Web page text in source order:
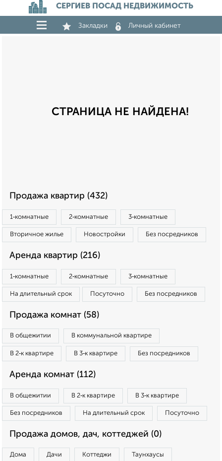
СЕРГИЕВ ПОСАД НЕДВИЖИМОСТЬ
Закладки Личный кабинет
СТРАНИЦА НЕ НАЙДЕНА!
Продажа квартир (432)
1‑комнатные 2‑комнатные 3‑комнатные
Вторичное жилье Новостройки Без посредников
Аренда квартир (216)
1‑комнатные 2‑комнатные 3‑комнатные
На длительный срок Посуточно Без посредников
Продажа комнат (58)
В общежитии В коммунальной квартире
В 2‑к квартире В 3‑к квартире Без посредников
Аренда комнат (112)
В общежитии В 2‑к квартире В 3‑к квартире
Без посредников На длительный срок Посуточно
Продажа домов, дач, коттеджей (0)
Дома Дачи Коттеджи Таунхаусы